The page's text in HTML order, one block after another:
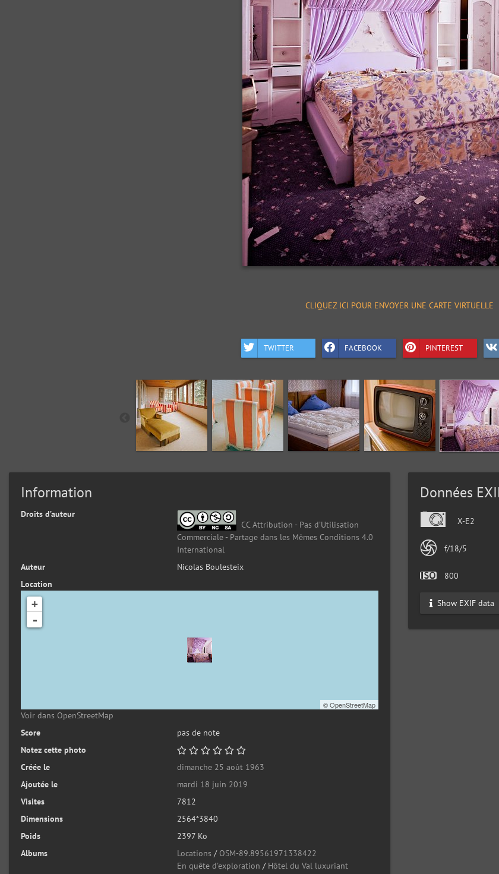
CLIQUEZ ICI POUR ENVOYER UNE CARTE VIRTUELLE
TWITTER FACEBOOK PINTEREST
Information
Droits d’auteur
CC Attribution - Pas d’Utilisation
Commerciale - Partage dans les Mêmes Conditions 4.0
International
Auteur
Nicolas Boulesteix
Location
+
-
©OpenStreetMap
Voir dans OpenStreetMap
Score
pas de note
Notez cette photo
Créée le
dimanche 25 août 1963
Ajoutée le
mardi 18 juin 2019
Visites
7812
Dimensions
2564*3840
Poids
2397 Ko
Albums
Locations / OSM-89.89561971338422
En quête d'exploration / Hôtel du Val luxuriant
Données
X-E2
f/18/5
800
Show EXIF data